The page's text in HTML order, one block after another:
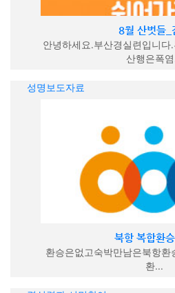
8월 산벗들_
안녕하세요.부산경실련입니다
산행은폭
성명보도자료
북항 복합환
환승은없고숙박만남은북항환
환...